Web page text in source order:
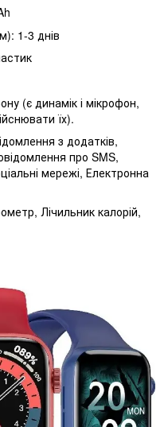
1-3 днів
(є динамік і мікрофон,
їх).
з додатків,
про SMS,
мережі, Електронна
Лічильник калорій,